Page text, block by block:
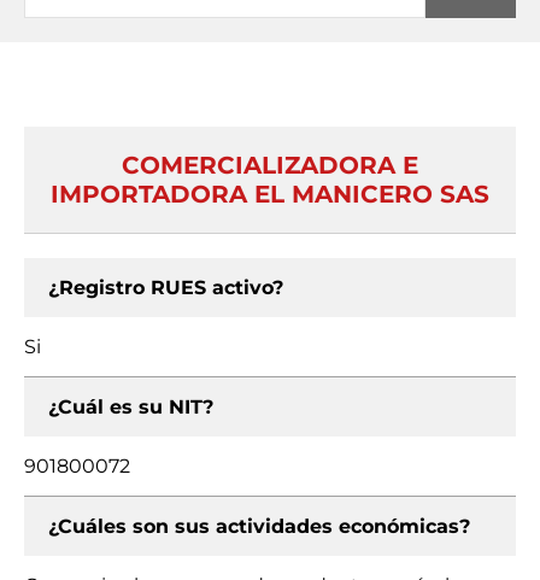
COMERCIALIZADORA E
IMPORTADORA EL MANICERO SAS
¿Registro RUES activo?
Si
¿Cuál es su NIT?
901800072
¿Cuáles son sus actividades económicas?